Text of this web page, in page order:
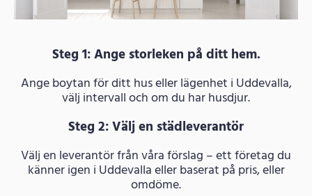
Steg 1: Ange storleken på ditt hem.
Ange boytan för ditt hus eller lägenhet i Uddevalla,
välj intervall och om du har husdjur.
Steg 2: Välj en städleverantör
Välj en leverantör från våra förslag – ett företag du
känner igen i Uddevalla eller baserat på pris, eller
omdöme.